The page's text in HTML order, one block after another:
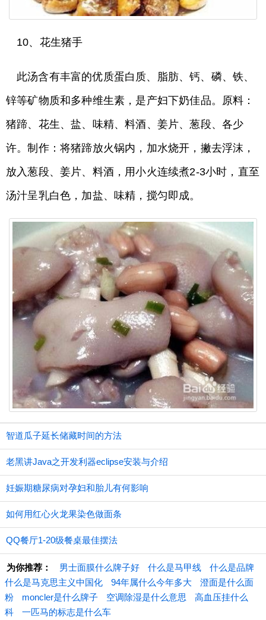
10、花生猪手
此汤含有丰富的优质蛋白质、脂肪、钙、磷、铁、
锌等矿物质和多种维生素，是产妇下奶佳品。原料：
猪蹄、花生、盐、味精、料酒、姜片、葱段、各少
许。制作：将猪蹄放火锅内，加水烧开，撇去浮沫，
放入葱段、姜片、料酒，用小火连续煮2-3小时，直至
汤汁呈乳白色，加盐、味精，搅匀即成。
智道瓜子延长储藏时间的方法
老黑讲Java之开发利器eclipse安装与介绍
妊娠期糖尿病对孕妇和胎儿有何影响
如何用红心火龙果染色做面条
QQ餐厅1-20级餐桌最佳摆法
为你推荐： 男士面膜什么牌子好 什么是马甲线
什么是品牌
什么是马克思主义中国化
94年属什么今年多大
澄面是什么面
粉
moncler是什么牌子 空调除湿是什么意思
高血压挂什么
科
一匹马的标志是什么车